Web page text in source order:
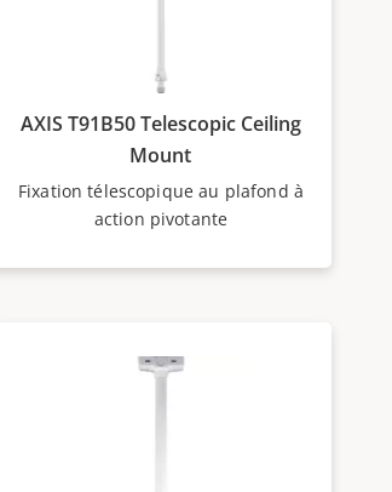
AXIS T91B50 Telescopic Ceiling
Mount
Fixation télescopique au plafond à
action pivotante